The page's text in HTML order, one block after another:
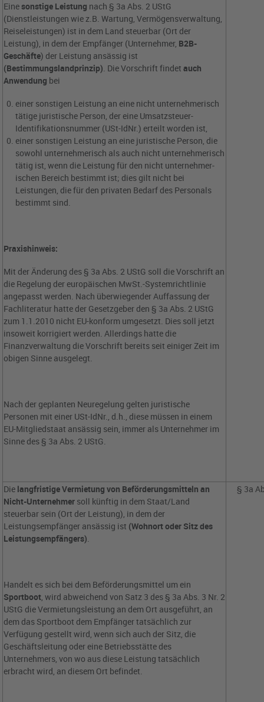
Einesonstige Leistung nach § 3a Abs. 2 UStG
(Dienstleistungen wie z.B. Wartung, Vermögensverwaltung,
Reiseleistungen) ist in dem Land steuerbar (Ort der
Leistung), in dem der Empfänger (Unternehmer, B2B-
Geschäfte) der Leistung ansässig ist
(Bestimmungslandprinzip). Die Vorschrift findetauch
Anwendung bei
einer sonstigen Leistung an eine nicht unternehmerisch
tätige juristische Person, der eine Umsatzsteuer-
Identifikationsnummer (USt-IdNr.) erteilt worden ist,
einer sonstigen Leistung an eine juristische Person, die
sowohl unternehmerisch als auch nicht unternehmerisch
tätig ist, wenn die Leistung für den nicht unternehmer­
ischen Bereich bestimmt ist; dies gilt nicht bei
Leistungen, die für den privaten Bedarf des Personals
bestimmt sind.
Praxishinweis:
Mit der Änderung des § 3a Abs. 2 UStG soll die Vorschrift an
die Regelung der europäischen MwSt.-Systemrichtlinie
angepasst werden. Nach überwiegender Auffassung der
Fachliteratur hatte der Gesetzgeber den § 3a Abs. 2 UStG
zum 1.1.2010 nicht EU-konform umgesetzt. Dies soll jetzt
insoweit korrigiert werden. Allerdings hatte die
Finanzverwaltung die Vorschrift bereits seit einiger Zeit im
obigen Sinne ausgelegt.
Nach der geplanten Neuregelung gelten juristische
Personen mit einer USt-IdNr., d.h., diese müssen in einem
EU-Mitgliedstaat ansässig sein, immer als Unternehmer im
Sinne des § 3a Abs. 2 UStG.
Die langfristige Vermietung von Beförderungsmitteln an
Nicht-Unternehmer soll künftig in dem Staat/Land
steuerbar sein (Ort der Leistung), in dem der
Leistungsempfänger ansässig ist (Wohnort oder Sitz des
Leistungsempfängers).
Handelt es sich bei dem Beförderungsmittel um ein
Sportboot, wird abweichend von Satz 3 des § 3a Abs. 3 Nr. 2
UStG die Vermietungsleistung an dem Ort ausgeführt, an
dem das Sportboot dem Empfänger tatsächlich zur
Verfügung gestellt wird, wenn sich auch der Sitz, die
Geschäftsleitung oder eine Betriebsstätte des
Unternehmers, von wo aus diese Leistung tatsächlich
erbracht wird, an diesem Ort befindet.
§ 3a